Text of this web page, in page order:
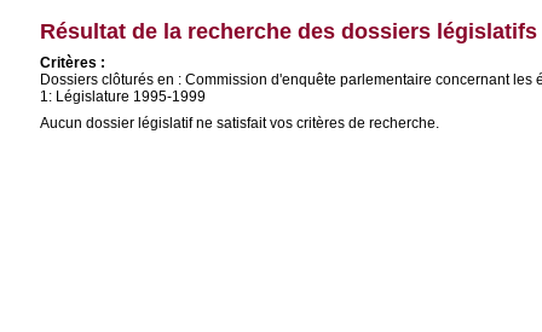
Résultat de la recherche des dossiers législatifs
Critères :
Dossiers clôturés en : Commission d'enquête parlementaire concernant les
1: Législature 1995-1999
Aucun dossier législatif ne satisfait vos critères de recherche.